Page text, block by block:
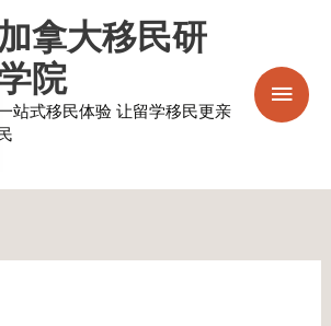
拿大移民研
院
站式移民体验 让留学移民更亲
民
菜
单